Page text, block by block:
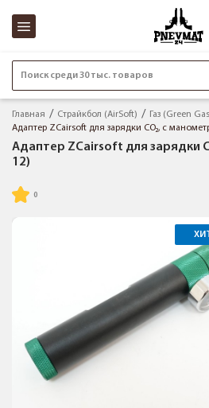
Поиск среди 30 тыс. товаров
Главная Страйкбол (AirSoft)
Газ (Green
Адаптер ZCairsoft для зарядки CO₂, с
Адаптер ZCairsoft для зарядки
12)